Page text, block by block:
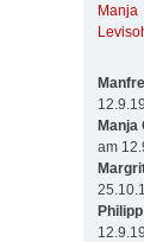
Manja
am